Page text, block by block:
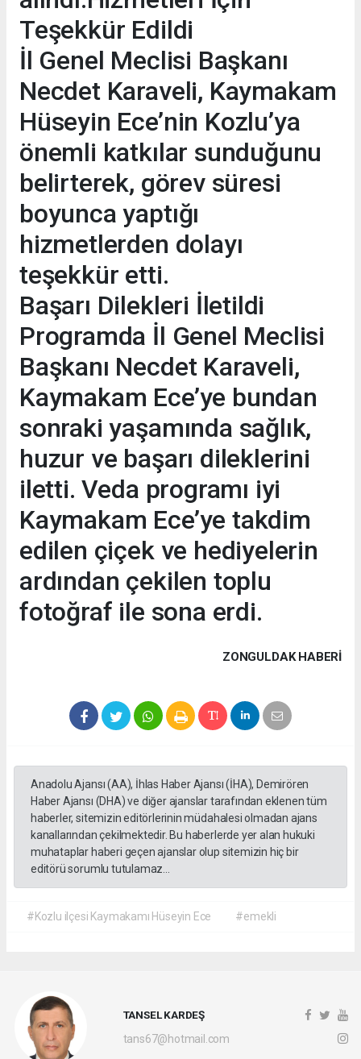
Teşekkür Edildi
İl Genel Meclisi Başkanı
Necdet Karaveli, Kaymakam
Hüseyin Ece’nin Kozlu’ya
önemli katkılar sunduğunu
belirterek, görev süresi
boyunca yaptığı
hizmetlerden dolayı
teşekkür etti.
Başarı Dilekleri İletildi
Programda İl Genel Meclisi
Başkanı Necdet Karaveli,
Kaymakam Ece’ye bundan
sonraki yaşamında sağlık,
huzur ve başarı dileklerini
iletti. Veda programı iyi
Kaymakam Ece’ye takdim
edilen çiçek ve hediyelerin
ardından çekilen toplu
fotoğraf ile sona erdi.
ZONGULDAK HABERİ
Anadolu Ajansı (AA), İhlas Haber Ajansı (İHA), Demirören
Haber Ajansı (DHA) ve diğer ajanslar tarafından eklenen tüm
haberler, sitemizin editörlerinin müdahalesi olmadan ajans
kanallarından çekilmektedir. Bu haberlerde yer alan hukuki
muhataplar haberi geçen ajanslar olup sitemizin hiç bir
editörü sorumlu tutulamaz...
#Kozlu ilçesi Kaymakamı Hüseyin Ece #emekli
TANSEL KARDEŞ
tans67@hotmail.com